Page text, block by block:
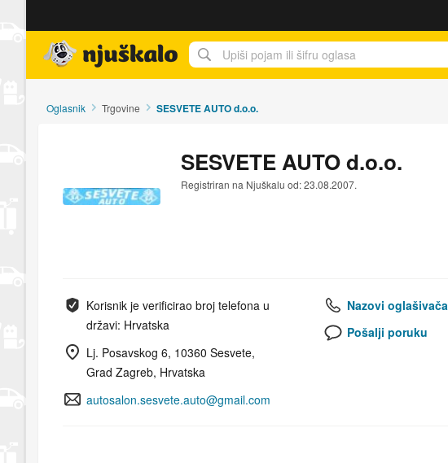
Oglasnik Trgovine SESVETE AUTO d.o.o.
SESVETE AUTO d.o.o.
Registriran na Njuškalu od: 23.08.2007.
Korisnik je verificirao broj telefona u
državi: Hrvatska
Lj. Posavskog 6, 10360 Sesvete,
Grad Zagreb, Hrvatska
autosalon.sesvete.auto@gmail.com
Nazovi oglašivača
Pošalji poruku